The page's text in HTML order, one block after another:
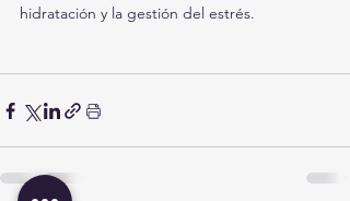
hidratación y la gestión del estrés.